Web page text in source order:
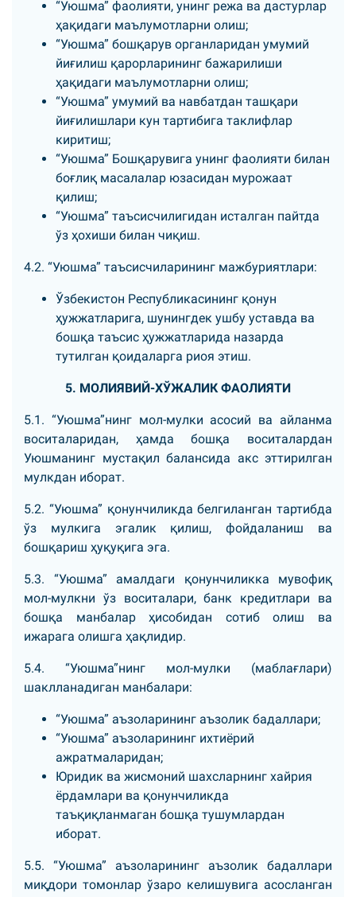
“Уюшма” фаолияти, унинг режа ва дастурлар
ҳақидаги маълумотларни олиш;
“Уюшма” бошқарув органларидан умумий
йиғилиш қарорларининг бажарилиши
ҳақидаги маълумотларни олиш;
“Уюшма” умумий ва навбатдан ташқари
йиғилишлари кун тартибига таклифлар
киритиш;
“Уюшма” Бошқарувига унинг фаолияти билан
боғлиқ масалалар юзасидан мурожаат
қилиш;
“Уюшма” таъсисчилигидан исталган пайтда
ўз ҳохиши билан чиқиш.
4.2. “Уюшма” таъсисчиларининг мажбуриятлари:
Ўзбекистон Республикасининг қонун
ҳужжатларига, шунингдек ушбу уставда ва
бошқа таъсис ҳужжатларида назарда
тутилган қоидаларга риоя этиш.
5. МОЛИЯВИЙ-ХЎЖАЛИК ФАОЛИЯТИ
5.1. “Уюшма”нинг мол-мулки асосий ва айланма
воситаларидан, ҳамда бошқа воситалардан
Уюшманинг мустақил балансида акс эттирилган
мулкдан иборат.
5.2. “Уюшма” қонунчиликда белгиланган тартибда
ўз мулкига эгалик қилиш, фойдаланиш ва
бошқариш ҳуқуқига эга.
5.3. “Уюшма” амалдаги қонунчиликка мувофиқ
мол-мулкни ўз воситалари, банк кредитлари ва
бошқа манбалар ҳисобидан сотиб олиш ва
ижарага олишга ҳақлидир.
5.4. “Уюшма”нинг мол-мулки (маблағлари)
шаклланадиган манбалари:
“Уюшма” аъзоларининг аъзолик бадаллари;
“Уюшма” аъзоларининг ихтиёрий
ажратмаларидан;
Юридик ва жисмоний шахсларнинг хайрия
ёрдамлари ва қонунчиликда
таъқиқланмаган бошқа тушумлардан
иборат.
5.5. “Уюшма” аъзоларининг аъзолик бадаллари
миқдори томонлар ўзаро келишувига асосланган